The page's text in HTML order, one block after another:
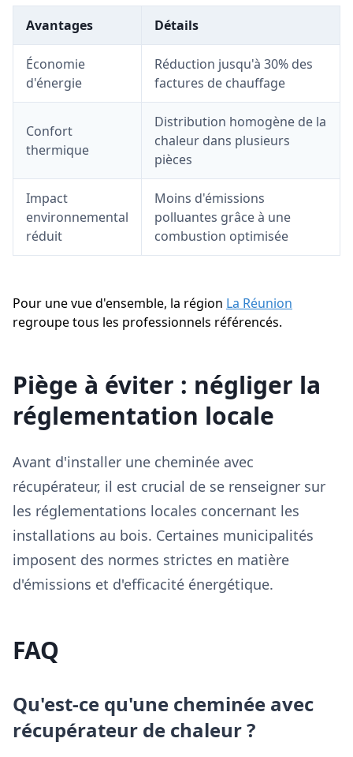
Avantages Détails
Économie
d'énergie
Réduction jusqu'à 30% des
factures de chauffage
Confort
thermique
Distribution homogène de la
chaleur dans plusieurs
pièces
Impact
environnemental
réduit
Moins d'émissions
polluantes grâce à une
combustion optimisée
Pour une vue d'ensemble, la région La Réunion
regroupe tous les professionnels référencés.
Piège à éviter : négliger la
réglementation locale
Avant d'installer une cheminée avec
récupérateur, il est crucial de se renseigner sur
les réglementations locales concernant les
installations au bois. Certaines municipalités
imposent des normes strictes en matière
d'émissions et d'efficacité énergétique.
FAQ
Qu'est-ce qu'une cheminée avec
récupérateur de chaleur ?